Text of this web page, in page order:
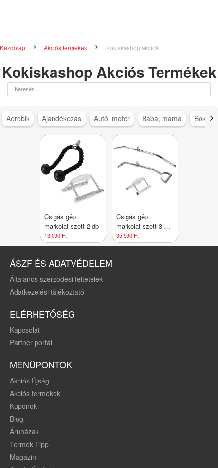
Kezdőlap Akciós termékek Kokiskashop akciók
Kokiskashop Akciós Termékek
Aerobik Ajándékozás Autó, motor Baba, mama
Csigás gép
markolat szett 2 db
13 090 Ft
Csigás gép
markolat szett 3 db
króm
35 590 Ft
ÁSZF ÉS ADATVÉDELEM
Általános szerződési feltételek
Adatkezelési tájékoztató
ELÉRHETŐSÉG
Kapcsolat
Partner portál
MENÜPONTOK
Akciós Újság
Akciós termékek
Kuponok
Blog
Áruházak
Termék Tipp
Magazin